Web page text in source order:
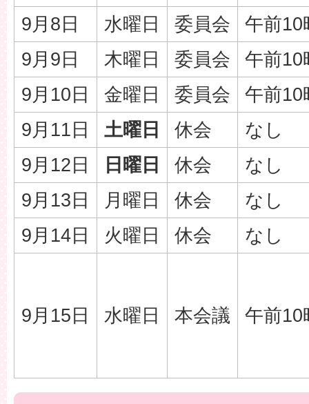
9月8日
水曜日 委員会
午前10
9月9日
木曜日 委員会
午前10
9月10日
金曜日 委員会
午前10
9月11日
土曜日 休会
なし
9月12日
日曜日 休会
なし
9月13日
月曜日 休会
なし
9月14日
火曜日 休会 なし
9月15日 水曜日 本会議 午前10